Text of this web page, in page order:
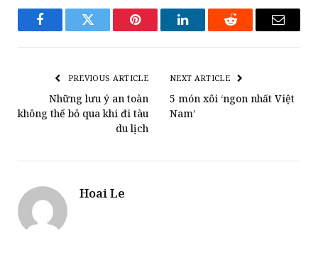
FacebookTwitter Pinterest LinkedInReddit Email
PREVIOUS ARTICLE
Những lưu ý an toàn
không thể bỏ qua khi đi tàu
du lịch
NEXT ARTICLE
5 món xôi ‘ngon nhất Việt
Nam’
Hoai Le